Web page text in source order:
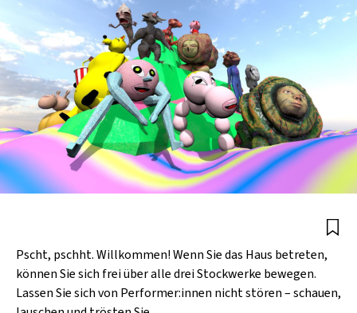
Pscht, pschht. Willkommen! Wenn Sie das Haus betreten,
können Sie sich frei über alle drei Stockwerke bewegen.
Lassen Sie sich von Performer:innen nicht stören – schauen,